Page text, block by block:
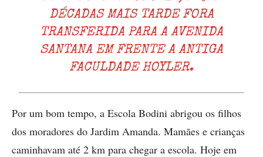
DÉCADAS MAIS TARDE FORA
TRANSFERIDA PARA A AVENIDA
SANTANA EM FRENTE A ANTIGA
FACULDADE HOYLER.
Por um bom tempo, a Escola Bodini abrigou os filhos
dos moradores do Jardim Amanda. Mamães e crianças
caminhavam até 2 km para chegar a escola. Hoje em